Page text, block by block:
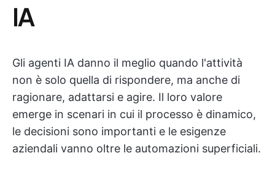
IA
Gli agenti IA danno il meglio quando l'attività
non è solo quella di rispondere, ma anche di
ragionare, adattarsi e agire. Il loro valore
emerge in scenari in cui il processo è dinamico,
le decisioni sono importanti e le esigenze
aziendali vanno oltre le automazioni superficiali.